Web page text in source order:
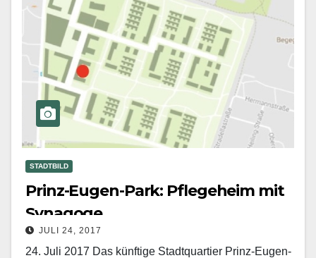
STADTBILD
Prinz-Eugen-Park: Pflegeheim mit
Synagoge
JULI 24, 2017
24. Juli 2017 Das künftige Stadtquartier Prinz-Eugen-